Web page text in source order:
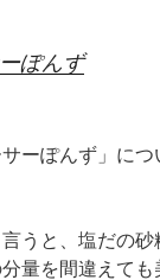
ぽんず
ーぽんず」に
うと、塩だの
量を間違えても